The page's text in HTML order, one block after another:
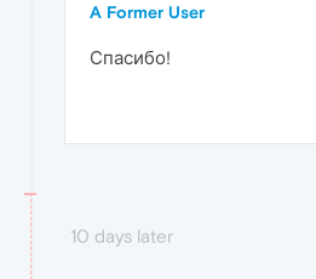
A Former User
Спасибо!
10 days later